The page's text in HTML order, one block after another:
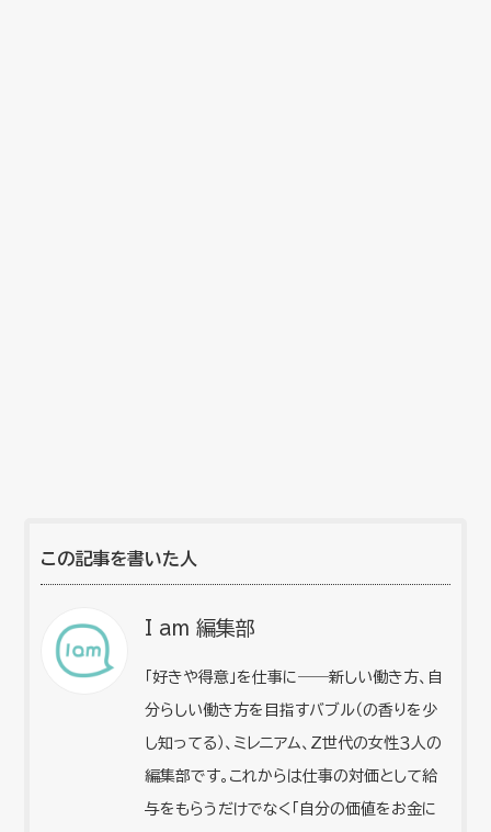
この記事を書いた人
I am 編集部
「好きや得意」を仕事に――新しい働き方、自
分らしい働き方を目指すバブル（の香りを少
し知ってる）、ミレニアム、Z世代の女性３人の
編集部です。これからは仕事の対価として給
与をもらうだけでなく「自分の価値をお金に